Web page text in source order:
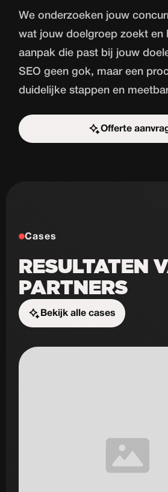
We onderzoeken jouw
wat jouw doelgroep zoekt en
aanpak die past bij jouw
SEO geen gok, maar een
duidelijke stappen en
Offerte
Start de
Cases
RESULTATEN
PARTNERS
Bekijk alle cases
Start de uitdaging